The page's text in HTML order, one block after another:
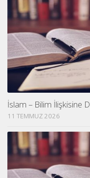
İslam – Bilim İlişkisine
11 TEMMUZ 2026